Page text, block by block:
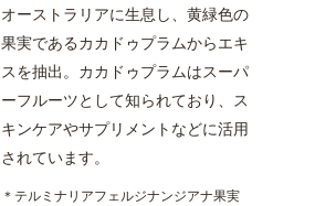
オーストラリアに生息し、黄緑色の
果実であるカカドゥプラムからエキ
スを抽出。カカドゥプラムはスーパ
ーフルーツとして知られており、ス
キンケアやサプリメントなどに活用
されています。
＊テルミナリアフェルジナンジアナ果実